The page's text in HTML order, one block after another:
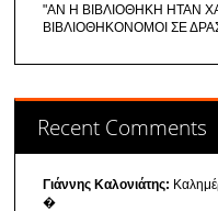
"ΑΝ Η ΒΙΒΛΙΟΘΗΚΗ ΗΤΑΝ
ΒΙΒΛΙΟΘΗΚΟΝΟΜΟΙ ΣΕ
Recent Comments
Γιάννης Καλονιάτης:
�